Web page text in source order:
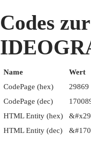
Codes
Name
Wert
CodePage (hex)
29869
CodePage (dec)
HTML Entity (hex)
HTML Entity (dec)